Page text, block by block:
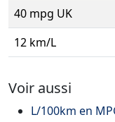
40 mpg UK
12 km/L
Voir aussi
L/100km en